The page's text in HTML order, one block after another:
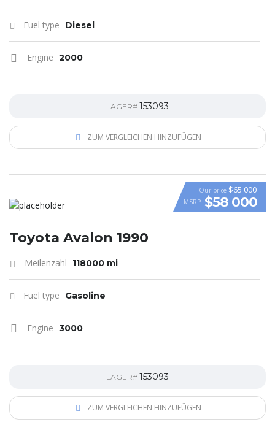
Fuel type Diesel
Engine 2000
LAGER# 153093
ZUM VERGLEICHEN HINZUFÜGEN
VIDEO
Our price $65 000
MSRP $58 000
Toyota Avalon 1990
Meilenzahl 118000 mi
Fuel type Gasoline
Engine 3000
LAGER# 153093
ZUM VERGLEICHEN HINZUFÜGEN